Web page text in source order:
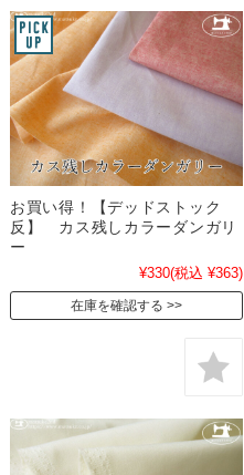
お買い得！【デッドストック
反】 カス残しカラーダンガリ
ー
¥330(税込 ¥363)
在庫を確認する